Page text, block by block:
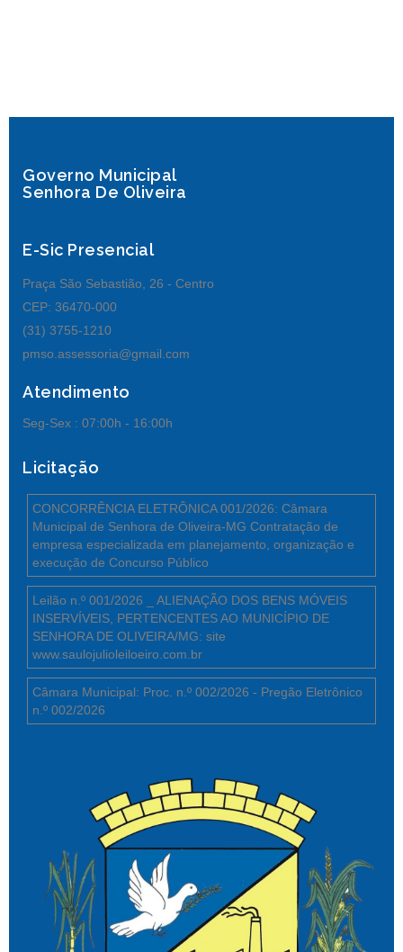
Governo Municipal
Senhora De Oliveira
E-Sic Presencial
Praça São Sebastião, 26 - Centro
CEP: 36470-000
(31) 3755-1210
pmso.assessoria@gmail.com
Atendimento
Seg-Sex : 07:00h - 16:00h
Licitação
CONCORRÊNCIA ELETRÔNICA 001/2026: Câmara
Municipal de Senhora de Oliveira-MG Contratação de
empresa especializada em planejamento, organização e
execução de Concurso Público
Leilão n.º 001/2026 _ ALIENAÇÃO DOS BENS MÓVEIS
INSERVÍVEIS, PERTENCENTES AO MUNICÍPIO DE
SENHORA DE OLIVEIRA/MG: site
www.saulojulioleiloeiro.com.br
Câmara Municipal: Proc. n.º 002/2026 - Pregão Eletrônico
n.º 002/2026